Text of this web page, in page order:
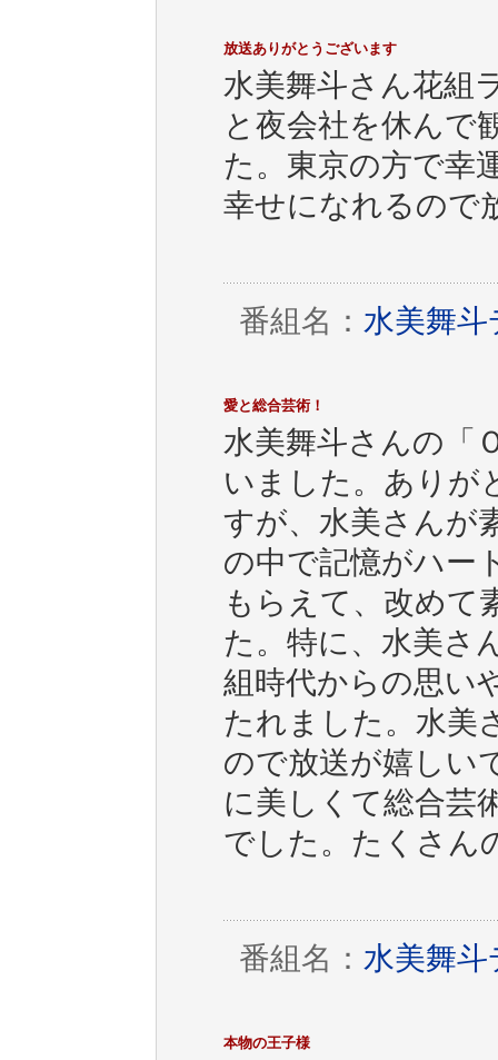
放送ありがとうございます
水美舞斗さん花組
と夜会社を休んで
た。東京の方で幸
幸せになれるので
番組名： 水美舞
愛と総合芸術！
水美舞斗さんの「
いました。ありが
すが、水美さんが
の中で記憶がハー
もらえて、改めて
た。特に、水美さ
組時代からの思い
たれました。水美
ので放送が嬉しい
に美しくて総合芸
でした。たくさん
番組名： 水美舞
本物の王子様